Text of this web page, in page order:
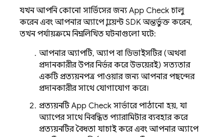
যখন আপনি কোনো সার্ভিসের জন্য App Check চালু
করেন এবং আপনার অ্যাপে ক্লায়েন্ট SDK অন্তর্ভুক্ত করেন,
তখন পর্যায়ক্রমে নিম্নলিখিত ঘটনাগুলো ঘটে:
আপনার অ্যাপটি, অ্যাপ বা ডিভাইসটির (অথবা
প্রদানকারীর উপর নির্ভর করে উভয়েরই) সত্যতার
একটি প্রত্যয়নপত্র পাওয়ার জন্য আপনার পছন্দের
প্রদানকারীর সাথে যোগাযোগ করে।
প্রত্যয়নটিApp Check সার্ভারে পাঠানো হয়, যা
অ্যাপের সাথে নিবন্ধিত প্যারামিটার ব্যবহার করে
প্রত্যয়নটির বৈধতা যাচাই করে এবং আপনার অ্যাপে